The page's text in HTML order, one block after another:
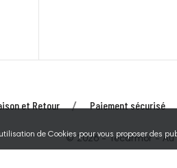
et Retour Paiement sécurisé
© 2026 - Tecarmor - Au
de Cookies pour vous proposer des